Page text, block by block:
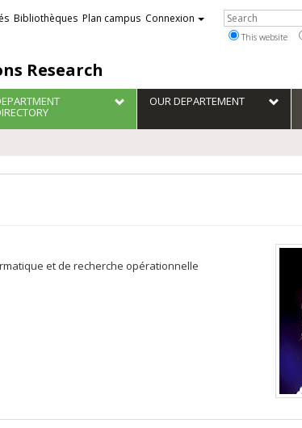
Research
Bibliothèques Plan campus Connexion Rechercher
This website
OUR DEPARTEMENT
et de recherche opérationnelle